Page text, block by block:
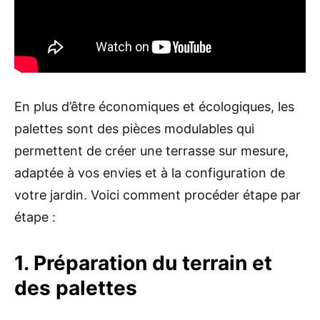
En plus d’être économiques et écologiques, les
palettes sont des pièces modulables qui
permettent de créer une terrasse sur mesure,
adaptée à vos envies et à la configuration de
votre jardin. Voici comment procéder étape par
étape :
1. Préparation du terrain et
des palettes